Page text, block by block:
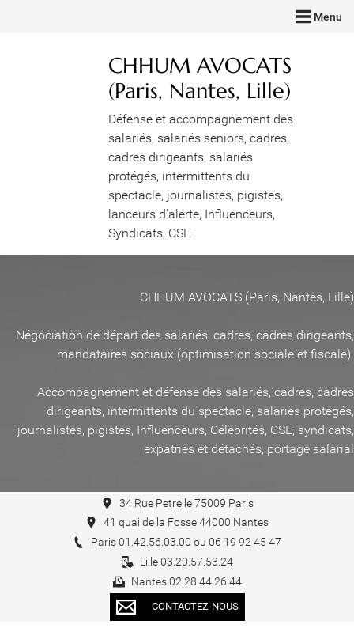
Menu
CHHUM AVOCATS
(Paris, Nantes, Lille)
Défense et accompagnement des
salariés, salariés seniors, cadres,
cadres dirigeants, salariés
protégés, intermittents du
spectacle, journalistes, pigistes,
lanceurs d'alerte, Influenceurs,
Syndicats, CSE
CHHUM AVOCATS (Paris, Nantes, Lille)
Négociation de départ des salariés, cadres, cadres dirigeants,
mandataires sociaux (optimisation sociale et fiscale)
Accompagnement et défense des salariés, cadres, cadres
dirigeants, intermittents du spectacle, salariés protégés,
journalistes, pigistes, Influenceurs, Célébrités, CSE, syndicats,
expatriés et détachés, portage salarial
34 Rue Petrelle 75009 Paris
41 quai de la Fosse 44000 Nantes
Paris 01.42.56.03.00 ou 06 19 92 45 47
Lille 03.20.57.53.24
Nantes 02.28.44.26.44
CONTACTEZ-NOUS